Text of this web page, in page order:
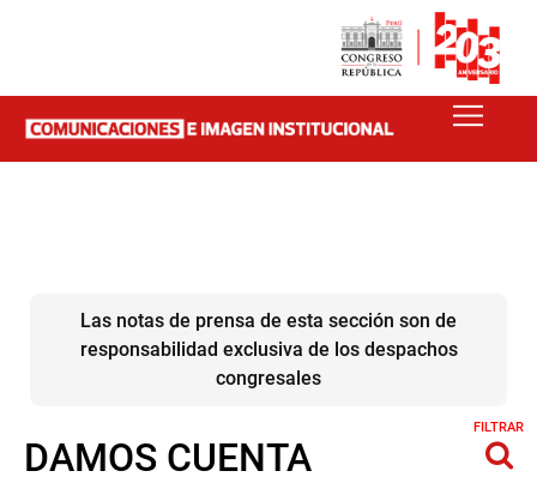
Las notas de prensa de esta sección son de
responsabilidad exclusiva de los despachos
congresales
DAMOS CUENTA
FILTRAR